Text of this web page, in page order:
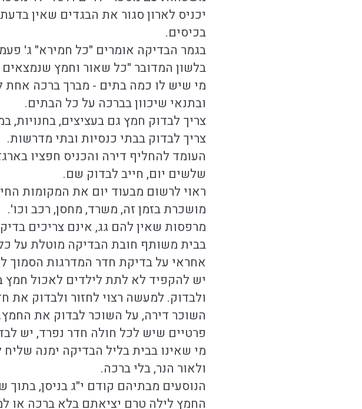
יכניס לארון סגור את הבגדים שאין
בכיסים.
בגמר הבדיקה אומרים "כל חמירא" ג'
בלשון המדובר "כל שאור וחמץ שנמצאים
מי שיש לו כמה בתים - מברך ברכה אחת
ובתנאי שיכוון בברכה על כל הבתים.
צריך לבדוק חמץ גם בעציצים, בחנויות,
צריך לבדוק בבתי כנסיות ובתי מדרשות.
העומד להחליף דירה והכניס חפציו
שלשים יום, חייב לבדוק שם.
ראוי לרשום מבעוד יום את המקומות
מושכרת בזמן זה, משרד, מחסן, רכב וכו'.
מרפסות שאין להם גג, אינם צריכים
בבית משותף חובת הבדיקה מוטלת על
אחראי על בדיקת חדר המדרגות הסמוך
יש להקפיד לא לתת לילדים לאכול
ולבדוק. למעשה רצוי לחזור ולבדוק
השוכר דירה, על השוכר לבדוק את
פרטיים שיש לכל חולה חדר נפרד, יש
מי שאינו בבית בליל הבדיקה ימנה
ולאור הנר, בלי ברכה.
הנוסעים מבתיהם קודם י"ג בניסן,
החמץ לילה טרם יציאתם בלא ברכה או